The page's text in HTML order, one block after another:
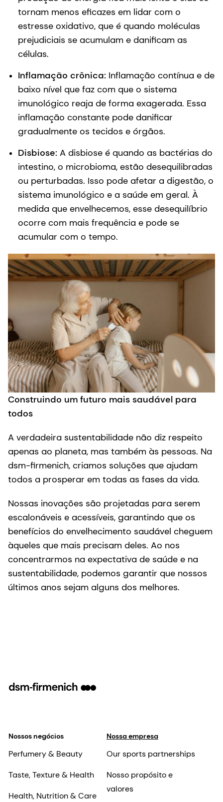
tornam menos eficazes em lidar com o
estresse oxidativo, que é quando moléculas
prejudiciais se acumulam e danificam as
células.
Inflamação crônica: Inflamação contínua e de
baixo nível que faz com que o sistema
imunológico reaja de forma exagerada. Essa
inflamação constante pode danificar
gradualmente os tecidos e órgãos.
Disbiose: A disbiose é quando as bactérias do
intestino, o microbioma, estão desequilibradas
ou perturbadas. Isso pode afetar a digestão, o
sistema imunológico e a saúde em geral. À
medida que envelhecemos, esse desequilíbrio
ocorre com mais frequência e pode se
acumular com o tempo.
Construindo um futuro mais saudável para
todos
A verdadeira sustentabilidade não diz respeito
apenas ao planeta, mas também às pessoas. Na
dsm-firmenich, criamos soluções que ajudam
todos a prosperar em todas as fases da vida.
Nossas inovações são projetadas para serem
escalonáveis e acessíveis, garantindo que os
benefícios do envelhecimento saudável cheguem
àqueles que mais precisam deles. Ao nos
concentrarmos na expectativa de saúde e na
sustentabilidade, podemos garantir que nossos
últimos anos sejam alguns dos melhores.
Nossos negócios
Perfumery & Beauty
Taste, Texture & Health
Health, Nutrition & Care
Nossa empresa
Our sports partnerships
Nosso propósito e
valores